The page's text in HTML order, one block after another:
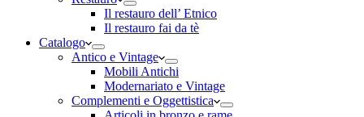
Il restauro dell’ Etnico
Il restauro fai da tè
Catalogo
Antico e Vintage
Mobili Antichi
Modernariato e Vintage
Complementi e Oggettistica